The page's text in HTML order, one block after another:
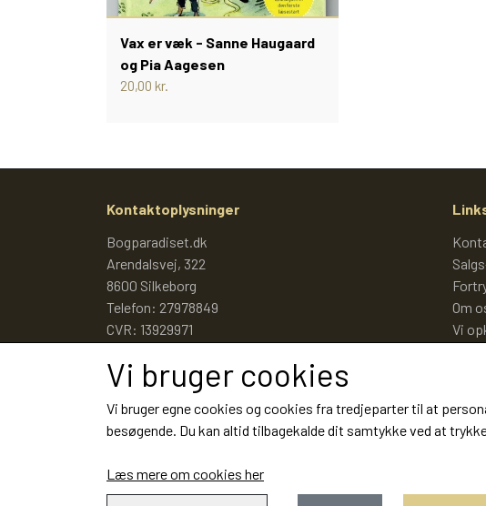
Vax er væk - Sanne Haugaard
og Pia Aagesen
20,00 kr.
Kontaktoplysninger
Bogparadiset.dk
Arendalsvej, 322
8600 Silkeborg
Telefon: 27978849
CVR: 13929971
Om
Vi
Vi bruger cookies
Vi bruger egne cookies og cookies fra tredjeparter til at
besøgende. Du kan altid tilbagekalde dit samtykke ved at
Læs mere om cookies her